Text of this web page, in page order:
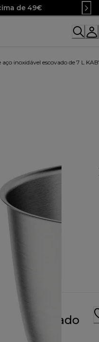
de 49€
aço inoxidável escovado de 7 L
escovado